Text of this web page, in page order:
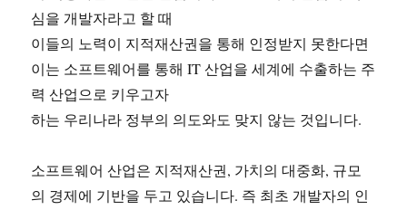
심을 개발자라고 할 때
이들의 노력이 지적재산권을 통해 인정받지 못한다면
이는 소프트웨어를 통해 IT 산업을 세계에 수출하는 주
력 산업으로 키우고자
하는 우리나라 정부의 의도와도 맞지 않는 것입니다.
소프트웨어 산업은 지적재산권, 가치의 대중화, 규모
의 경제에 기반을 두고 있습니다. 즉 최초 개발자의 인